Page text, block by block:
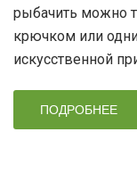
рыбачить можно
крючком или
искусственной
ПОДРОБНЕЕ